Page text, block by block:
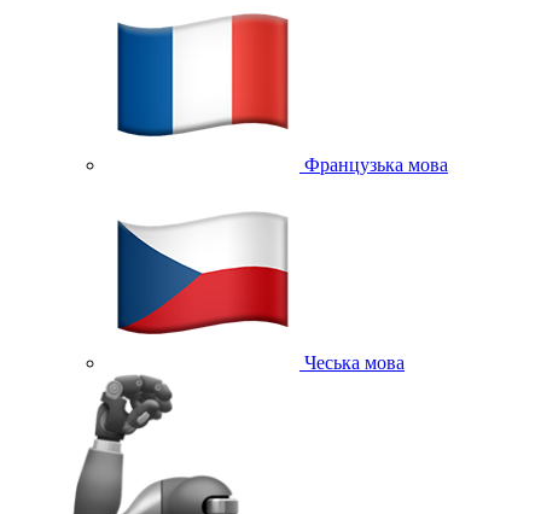
Французька мова
Чеська мова